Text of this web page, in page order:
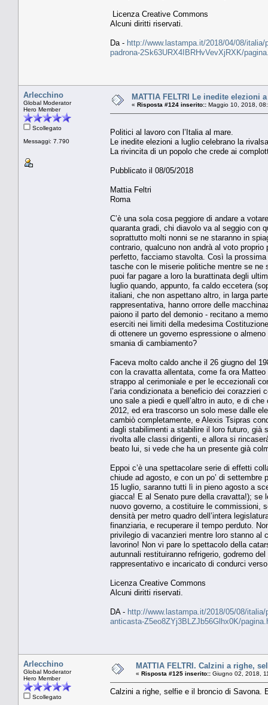
Licenza Creative Commons
Alcuni diritti riservati.
Da - http://www.lastampa.it/2018/04/08/
padrona-2Sk63URX4IBRHvVevXjRXK/
Arlecchino
Global Moderator
Hero Member
Scollegato
Messaggi: 7.790
MATTIA FELTRI Le inedite elezioni
« Risposta #124 inserito:: Maggio 10, 2018,
Politici al lavoro con l’Italia al mare.
Le inedite elezioni a luglio celebrano la
La rivincita di un popolo che crede ai
Pubblicato il 08/05/2018
Mattia Feltri
Roma
C’è una sola cosa peggiore di andare a
quaranta gradi, chi diavolo va al seggio con
soprattutto molti nonni se ne staranno in
contrario, qualcuno non andrà al voto
perfetto, facciamo stavolta. Così la
tasche con le miserie politiche mentre se ne
puoi far pagare a loro la burattinata degli
luglio quando, appunto, fa caldo eccetera
italiani, che non aspettano altro, in larga
rappresentativa, hanno orrore delle
paiono il parto del demonio - recitano a
eserciti nei limiti della medesima
di ottenere un governo espressione o
smania di cambiamento?
Faceva molto caldo anche il 26 giugno del
con la cravatta allentata, come fa ora
strappo al cerimoniale e per le eccezionali
l’aria condizionata a beneficio dei corazzieri
uno sale a piedi e quell’altro in auto, e di
2012, ed era trascorso un solo mese dalle
cambiò completamente, e Alexis Tsipras
dagli stabilimenti a stabilire il loro futuro, già
rivolta alle classi dirigenti, e allora si
beato lui, si vede che ha un presente già
Eppoi c’è una spettacolare serie di effetti
chiude ad agosto, e con un po’ di settembre
15 luglio, saranno tutti lì in pieno agosto a
giacca! E al Senato pure della cravatta!); se
nuovo governo, a costituire le commissioni,
densità per metro quadro dell’intera
finanziaria, e recuperare il tempo perduto.
privilegio di vacanzieri mentre loro stanno
lavorino! Non vi pare lo spettacolo della
autunnali restituiranno refrigerio, godremo
rappresentativo e incaricato di condurci
Licenza Creative Commons
Alcuni diritti riservati.
DA - http://www.lastampa.it/2018/05/08/
anticasta-Z5eo8ZYj3BLZJb56Glhx0K/
Arlecchino
Global Moderator
Hero Member
Scollegato
MATTIA FELTRI. Calzini a righe,
« Risposta #125 inserito:: Giugno 02, 2018,
Calzini a righe, selfie e il broncio di Savona.